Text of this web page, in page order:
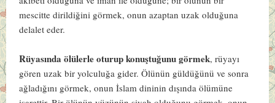
mescitte dirildiğini görmek, onun azaptan uzak olduğuna
delalet eder.
Rüyasında ölülerle oturup konuştuğunu görmek, rüyayı
gören uzak bir yolculuğa gider. Ölünün güldüğünü ve sonra
ağladığını görmek, onun İslam dininin dışında ölümüne